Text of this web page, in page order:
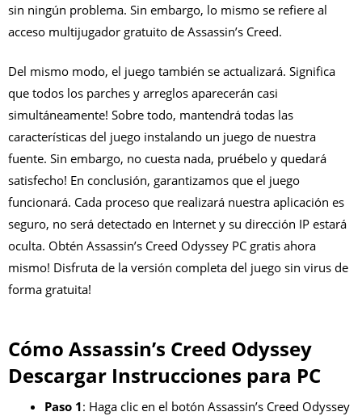
sin ningún problema. Sin embargo, lo mismo se refiere al
acceso multijugador gratuito de Assassin’s Creed.
Del mismo modo, el juego también se actualizará. Significa
que todos los parches y arreglos aparecerán casi
simultáneamente! Sobre todo, mantendrá todas las
características del juego instalando un juego de nuestra
fuente. Sin embargo, no cuesta nada, pruébelo y quedará
satisfecho! En conclusión, garantizamos que el juego
funcionará. Cada proceso que realizará nuestra aplicación es
seguro, no será detectado en Internet y su dirección IP estará
oculta. Obtén Assassin’s Creed Odyssey PC gratis ahora
mismo! Disfruta de la versión completa del juego sin virus de
forma gratuita!
Cómo Assassin’s Creed Odyssey
Descargar Instrucciones para PC
Paso 1: Haga clic en el botón Assassin’s Creed Odyssey